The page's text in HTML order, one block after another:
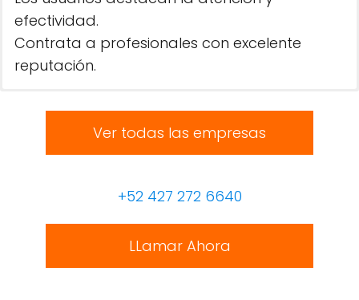
efectividad.
Contrata a profesionales con excelente
reputación.
Ver todas las empresas
+52 427 272 6640
LLamar Ahora